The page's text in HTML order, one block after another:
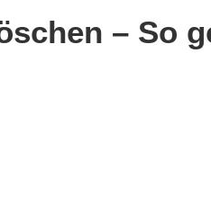
– So